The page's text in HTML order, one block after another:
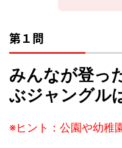
第１問
みんなが登っ
ぶジャングル
※ヒント：公園や幼稚